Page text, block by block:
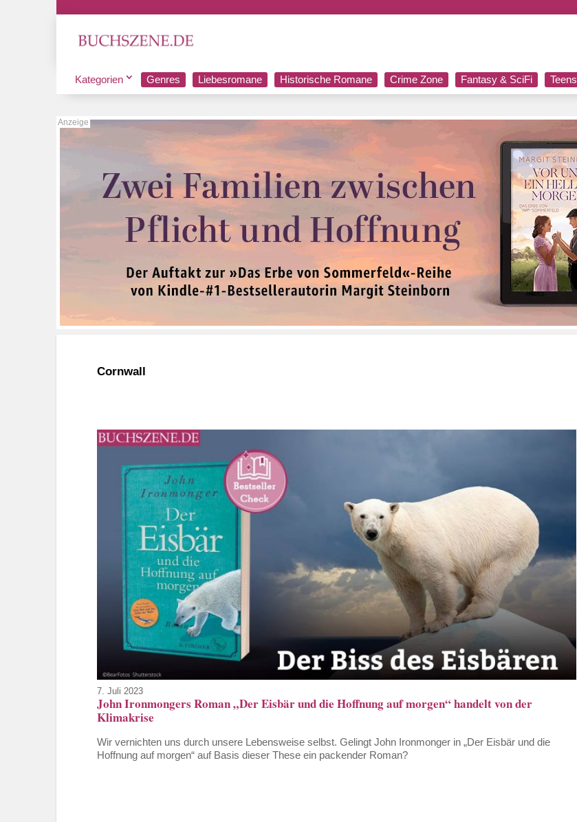
Kategorien Genres Liebesromane Historische Romane Crime Zone Fantasy & SciFi Teens
Cornwall
7. Juli 2023
John Ironmongers Roman „Der Eisbär und die Hoffnung auf morgen“ handelt von der
Klimakrise
Wir vernichten uns durch unsere Lebensweise selbst. Gelingt John Ironmonger in „Der Eisbär und die
Hoffnung auf morgen“ auf Basis dieser These ein packender Roman?